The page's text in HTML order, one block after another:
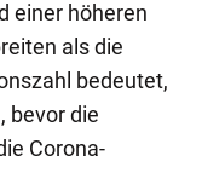
einer höheren
als die
bedeutet,
bevor die
Corona-